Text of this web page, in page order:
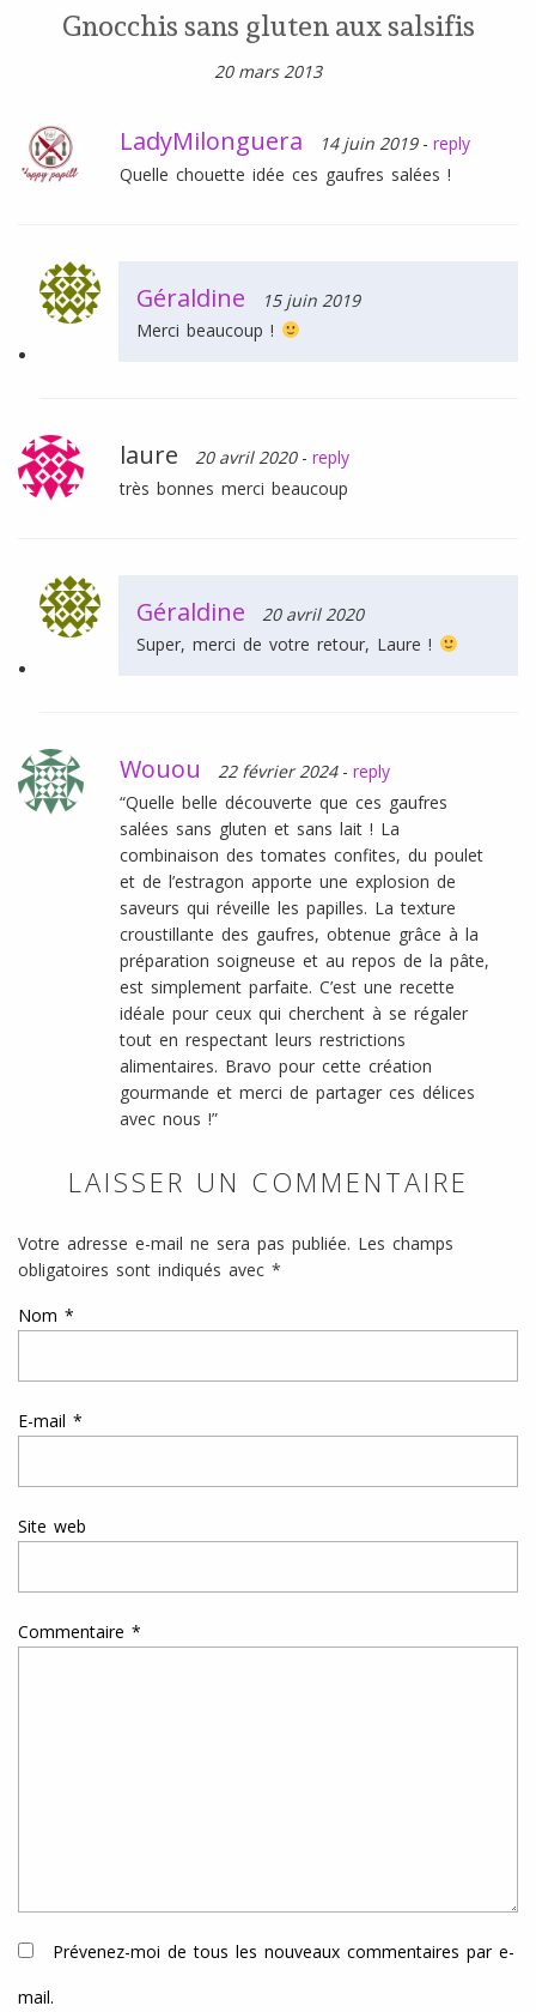
Gnocchis sans gluten aux salsifis
20 mars 2013
LadyMilonguera 14 juin 2019 - reply
Quelle chouette idée ces gaufres salées !
Géraldine
15 juin 2019
Merci beaucoup !
laure 20 avril 2020 - reply
très bonnes merci beaucoup
Géraldine
20 avril 2020
Super, merci de votre retour, Laure !
Wouou 22 février 2024 - reply
“Quelle belle découverte que ces gaufres
salées sans gluten et sans lait ! La
combinaison des tomates confites, du poulet
et de l’estragon apporte une explosion de
saveurs qui réveille les papilles. La texture
croustillante des gaufres, obtenue grâce à la
préparation soigneuse et au repos de la pâte,
est simplement parfaite. C’est une recette
idéale pour ceux qui cherchent à se régaler
tout en respectant leurs restrictions
alimentaires. Bravo pour cette création
gourmande et merci de partager ces délices
avec nous !”
LAISSER UN COMMENTAIRE
Votre adresse e-mail ne sera pas publiée. Les champs
obligatoires sont indiqués avec *
Nom *
E-mail *
Site web
Commentaire *
Prévenez-moi de tous les nouveaux commentaires par e-
mail.